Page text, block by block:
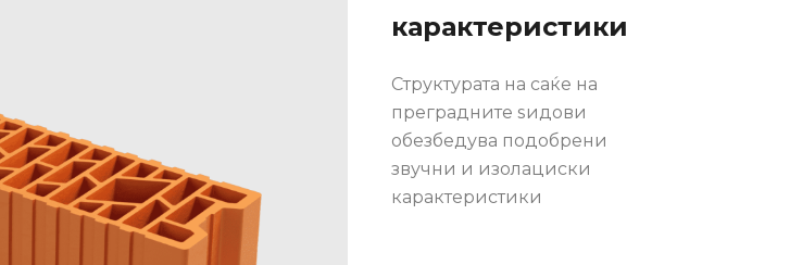
карактеристики
Структурата на саќе на
преградните ѕидови
обезбедува подобрени
звучни и изолациски
карактеристики